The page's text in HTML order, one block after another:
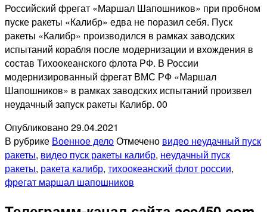
Российский фрегат «Маршал Шапошников» при пробном
пуске ракеты «Калибр» едва не поразил себя. Пуск
ракеты «Калибр» производился в рамках заводских
испытаний корабля после модернизации и вхождения в
состав Тихоокеанского флота РФ. В России
модернизированный фрегат ВМС РФ «Маршал
Шапошников» в рамках заводских испытаний произвел
неудачный запуск ракеты Калибр. 00
Опубликовано29.04.2021
В рубрике Военное делоОтмечено видео неудачный пуск
ракеты, видео пуск ракеты калибр, неудачный пуск
ракеты, ракета калибр, тихоокеанский флот россии,
фрегат маршал шапошников